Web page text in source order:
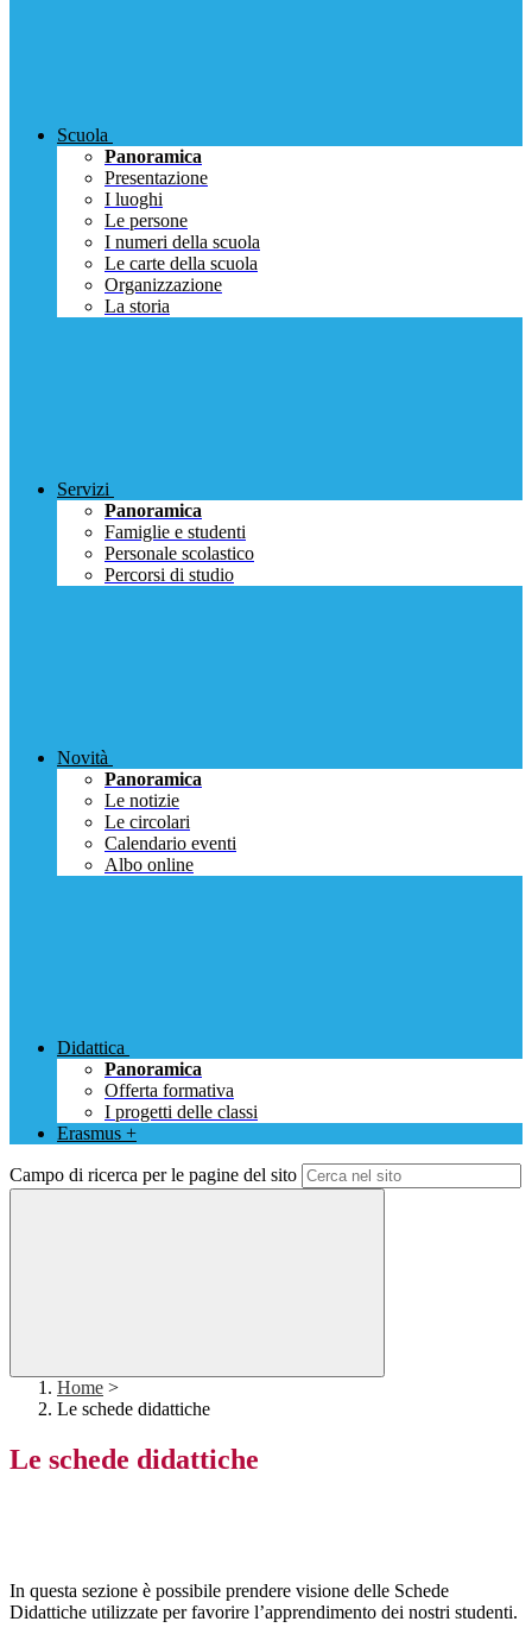
Scuola
Panoramica
Presentazione
I luoghi
Le persone
I numeri della scuola
Le carte della scuola
Organizzazione
La storia
Servizi
Panoramica
Famiglie e studenti
Personale scolastico
Percorsi di studio
Novità
Panoramica
Le notizie
Le circolari
Calendario eventi
Albo online
Didattica
Panoramica
Offerta formativa
I progetti delle classi
Erasmus +
Campo di ricerca per le pagine del sito
Home >
Le schede didattiche
Le schede didattiche
In questa sezione è possibile prendere visione delle Schede
Didattiche utilizzate per favorire l’apprendimento dei nostri studenti.